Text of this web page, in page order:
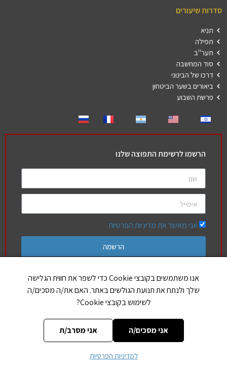
סדרות שיעורים
תניא
תפילה
תער"ב
סוד המחשבה
דרכו של הבינוני
ביאורים בשער הביטחון
פרשת השבוע
הרשמו לרשימת התפוצה שלנו
אני מאשר את מדיניות הפרטיות
הרשמה
חברים שלנו
אותיות בספר תורה
אנו משתמשים בקובצי Cookie כדי לשפר את חווית הגלישה
שלך ולנתח את תנועת הגולשים באתר. האם את/ה מסכים/ה
לשימוש בקובצי Cookie?
אני מסכים/ה אני מסרב/ת
למדיניות הפרטיות